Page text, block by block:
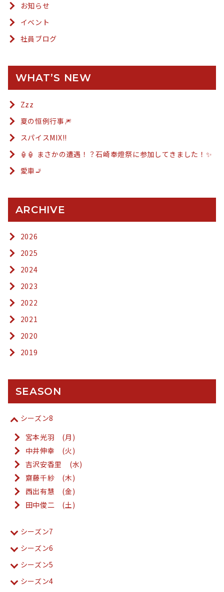
お知らせ
イベント
社員ブログ
WHAT’S NEW
Zzz
夏の恒例行事🎆
スパイスMIX!!
🏮🏮 まさかの遭遇！？石崎奉燈祭に参加してきました！✨
愛車🚬
ARCHIVE
2026
2025
2024
2023
2022
2021
2020
2019
SEASON
シーズン8
宮本光羽 (月)
中井伸幸 (火)
吉沢安香里 (水)
齋藤千紗 (木)
西出有慧 (金)
田中俊二 (土)
シーズン7
シーズン6
シーズン5
シーズン4